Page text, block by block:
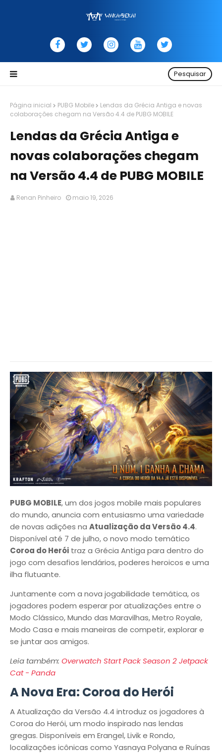
Pesquisar
Página inicial PUBG Mobile
Lendas da Grécia Antiga e novas
colaborações chegam na Versão 4.4 de PUBG MOBILE
Lendas da Grécia Antiga e
novas colaborações chegam
na Versão 4.4 de PUBG MOBILE
Renan Pinheiro maio 19, 2026
PUBG MOBILE, um dos jogos mobile mais populares
do mundo, anuncia com entusiasmo uma variedade
de novas adições na Atualização da Versão 4.4.
Disponível até 7 de julho, o novo modo temático
Coroa do Herói traz a Grécia Antiga para dentro do
jogo com desafios lendários, poderes heroicos e uma
ilha flutuante.
Juntamente com a nova jogabilidade temática, os
jogadores podem esperar por atualizações entre o
Modo Clássico, Mundo das Maravilhas, Metro Royale,
Modo Casa e mais maneiras de competir, explorar e
se juntar aos amigos.
Leia também: Overwatch Start Pack Season 2 Jetpack
Cat - Panda
A Nova Era: Coroa do Herói
A Atualização da Versão 4.4 introduz os jogadores à
Coroa do Herói, um modo inspirado nas lendas
gregas. Disponíveis em Erangel, Livik e Rondo,
localizações icônicas como Yasnaya Polyana e Ruínas